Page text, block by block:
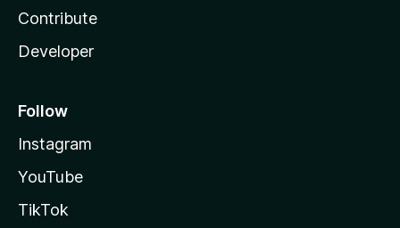
Contribute
Developer
Follow
Instagram
YouTube
TikTok